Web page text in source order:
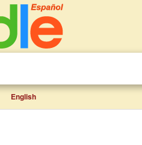
English